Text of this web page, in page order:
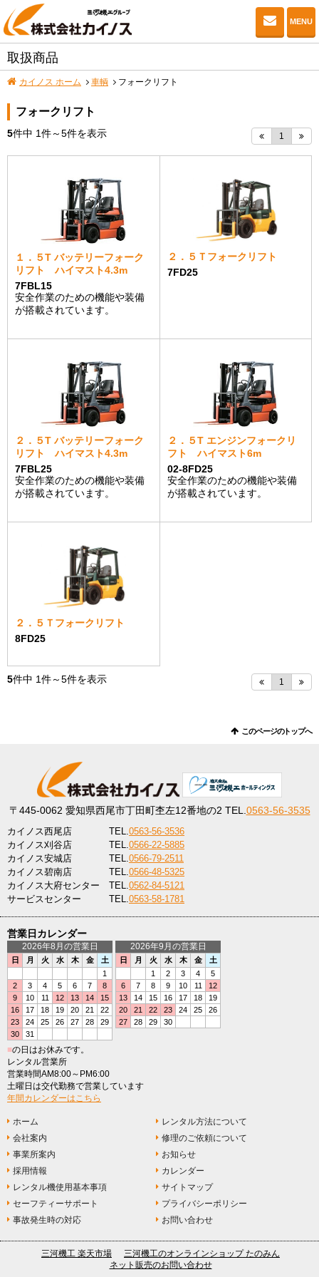
お問
MENU
取扱商品
カイノス ホーム 車輌 フォークリフト
フォークリフト
5件中 1件～5件を表示 1
１．５T バッテリーフォーク
リフト ハイマスト4.3m
7FBL15
安全作業のための機能や装備
が搭載されています。
２．５Ｔフォークリフト
7FD25
２．５T バッテリーフォーク
リフト ハイマスト4.3m
7FBL25
安全作業のための機能や装備
が搭載されています。
２．５T エンジンフォークリ
フト ハイマスト6m
02-8FD25
安全作業のための機能や装備
が搭載されています。
２．５Ｔフォークリフト
8FD25
5件中 1件～5件を表示 1
このページのトップへ
〒445-0062 愛知県西尾市丁田町杢左12番地の2 TEL. 0563-56-3535
カイノス西尾店 TEL.0563-56-3536
カイノス刈谷店
TEL.0566-22-5885
カイノス安城店
TEL.0566-79-2511
カイノス碧南店
TEL.0566-48-5325
カイノス大府センター
TEL.0562-84-5121
サービスセンター
TEL.0563-58-1781
営業日カレンダー
2026年8月の営業日
日 月 火 水 木 金
土
1
2
3 4 5 6 7
8
9
10 11 12 13 14
15
16
17 18 19 20 21
22
23
24 25 26 27 28
29
30
31
2026年9月の営業日
日 月 火 水 木 金
土
1
2 3 4
5
6
7 8 9 10 11
12
13
14 15 16 17 18
19
20
21 22 23 24 25
26
27
28 29 30
■の日はお休みです。
レンタル営業所
営業時間AM8:00～PM6:00
土曜日は交代勤務で営業しています
年間カレンダーはこちら
ホーム
会社案内
事業所案内
採用情報
レンタル機使用基本事項
セーフティーサポート
事故発生時の対応
レンタル方法について
修理のご依頼について
お知らせ
カレンダー
サイトマップ
プライバシーポリシー
お問い合わせ
三河機工 楽天市場
三河機工のオンラインショップ たのみん
ネット販売のお問い合わせ